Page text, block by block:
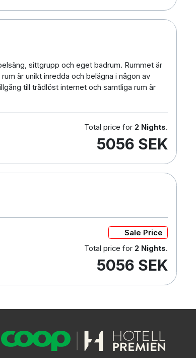
sittgrupp och eget badrum. Rummet är
är unikt inredda och belägna i någon av
till trådlöst internet och samtliga rum är
Total price for 2 Nights.
5056 SEK
Sale Price
Total price for 2 Nights.
5056 SEK